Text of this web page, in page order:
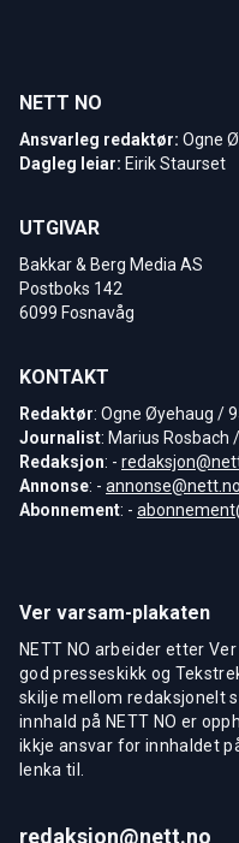
NETT NO
Ansvarleg redaktør: Ogne
Dagleg leiar: Eirik Staurset
UTGIVAR
Bakkar & Berg Media AS
Postboks 142
6099 Fosnavåg
KONTAKT
Redaktør: Ogne Øyehaug /
Journalist: Marius Rosbach
Redaksjon: -
Annonse: - annonse@nett.no
Abonnement: -
Ver varsam-plakaten
NETT NO arbeider etter
god presseskikk og
skilje mellom redaksjonelt
innhald på NETT NO er
ikkje ansvar for innhaldet
lenka til.
redaksjon@nett.no